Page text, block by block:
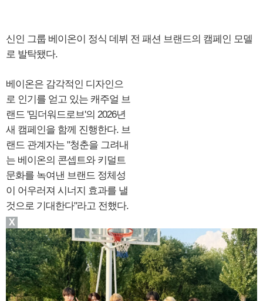
신인 그룹 베이온이 정식 데뷔 전 패션 브랜드의 캠페인 모델
로 발탁됐다.
베이온은 감각적인 디자인으
로 인기를 얻고 있는 캐주얼 브
랜드 '밈더워드로브'의 2026년
새 캠페인을 함께 진행한다. 브
랜드 관계자는 "청춘을 그려내
는 베이온의 콘셉트와 키덜트
문화를 녹여낸 브랜드 정체성
이 어우러져 시너지 효과를 낼
것으로 기대한다"라고 전했다.
X